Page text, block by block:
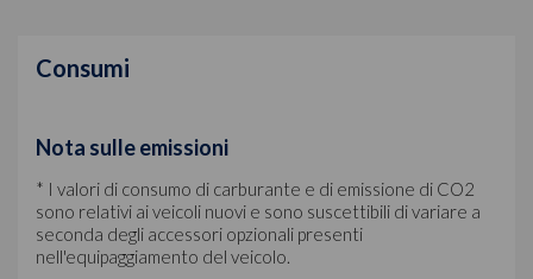
Consumi
Nota sulle emissioni
* I valori di consumo di carburante e di emissione di CO2
sono relativi ai veicoli nuovi e sono suscettibili di variare a
seconda degli accessori opzionali presenti
nell'equipaggiamento del veicolo.